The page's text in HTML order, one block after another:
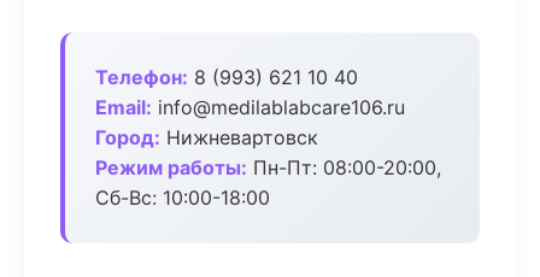
Телефон: 8 (993) 621 10 40
Email: info@medilablabcare106.ru
Город: Нижневартовск
Режим работы: Пн-Пт: 08:00-20:00,
Сб-Вс: 10:00-18:00